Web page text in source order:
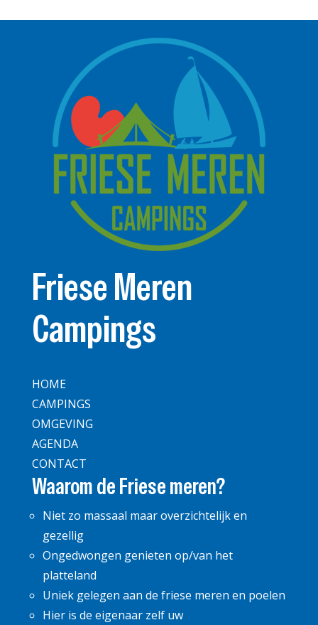
Friese Meren
Campings
HOME
CAMPINGS
OMGEVING
AGENDA
CONTACT
Waarom de Friese meren?
Niet zo massaal maar overzichtelijk en
gezellig
Ongedwongen genieten op/van het
platteland
Uniek gelegen aan de friese meren en poelen
Hier is de eigenaar zelf uw